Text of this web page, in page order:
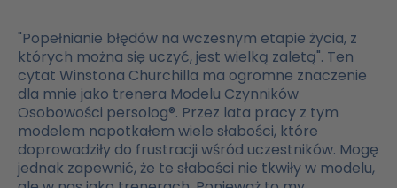
"Popełnianie błędów na wczesnym etapie życia, z
których można się uczyć, jest wielką zaletą". Ten
cytat Winstona Churchilla ma ogromne znaczenie
dla mnie jako trenera Modelu Czynników
Osobowości persolog®. Przez lata pracy z tym
modelem napotkałem wiele słabości, które
doprowadziły do frustracji wśród uczestników. Mogę
jednak zapewnić, że te słabości nie tkwiły w modelu,